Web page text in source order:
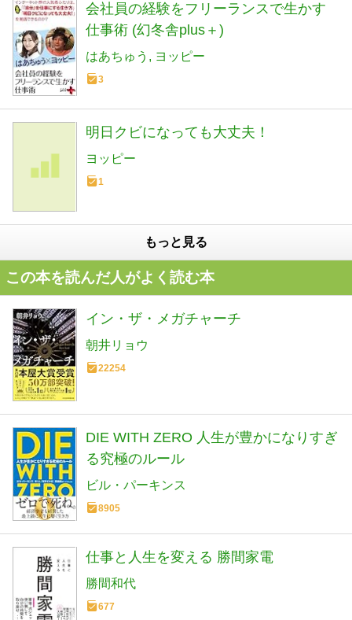
会社員の経験をフリーランスで生かす
仕事術 (幻冬舎plus＋)
はあちゅう ヨッピー
3
明日クビになっても大丈夫！
ヨッピー
1
もっと見る
この本を読んだ人がよく読む本
イン・ザ・メガチャーチ
朝井リョウ
22254
DIE WITH ZERO 人生が豊かになりすぎ
る究極のルール
ビル・パーキンス
8905
仕事と人生を変える 勝間家電
勝間和代
677